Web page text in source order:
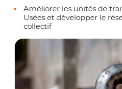
Améliorer les unités de
Usées et développer le
collectif